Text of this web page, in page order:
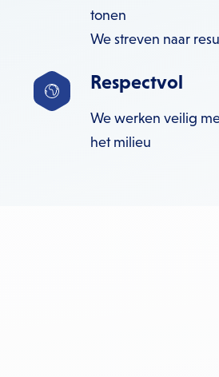
tonen
We streven naar
Respectvol
We werken veilig
het milieu